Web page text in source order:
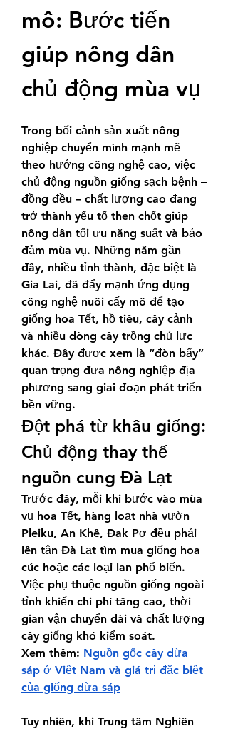
mô: Bước tiến
giúp nông dân
chủ động mùa vụ
Trong bối cảnh sản xuất nông
nghiệp chuyển mình mạnh mẽ
theo hướng công nghệ cao, việc
chủ động nguồn giống sạch bệnh –
đồng đều – chất lượng cao đang
trở thành yếu tố then chốt giúp
nông dân tối ưu năng suất và bảo
đảm mùa vụ. Những năm gần
đây, nhiều tỉnh thành, đặc biệt là
Gia Lai, đã đẩy mạnh ứng dụng
công nghệ nuôi cấy mô để tạo
giống hoa Tết, hồ tiêu, cây cảnh
và nhiều dòng cây trồng chủ lực
khác. Đây được xem là “đòn bẩy”
quan trọng đưa nông nghiệp địa
phương sang giai đoạn phát triển
bền vững.
Đột phá từ khâu giống:
Chủ động thay thế
nguồn cung Đà Lạt
Trước đây, mỗi khi bước vào mùa
vụ hoa Tết, hàng loạt nhà vườn
Pleiku, An Khê, Đak Pơ đều phải
lên tận Đà Lạt tìm mua giống hoa
cúc hoặc các loại lan phổ biến.
Việc phụ thuộc nguồn giống ngoài
tỉnh khiến chi phí tăng cao, thời
gian vận chuyển dài và chất lượng
cây giống khó kiểm soát.
Xem thêm: Nguồn gốc cây dừa
sáp ở Việt Nam và giá trị đặc biệt
của giống dừa sáp
Tuy nhiên, khi Trung tâm Nghiên